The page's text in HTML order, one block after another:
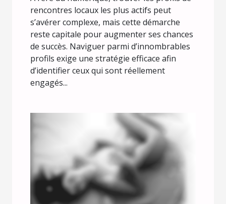
rencontres locaux les plus actifs peut
s’avérer complexe, mais cette démarche
reste capitale pour augmenter ses chances
de succès. Naviguer parmi d’innombrables
profils exige une stratégie efficace afin
d’identifier ceux qui sont réellement
engagés...